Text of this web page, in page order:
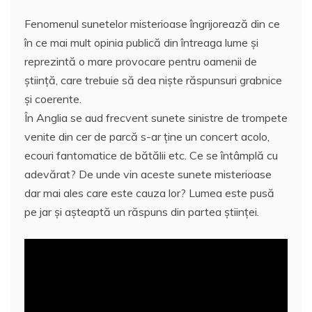
Fenomenul sunetelor misterioase îngrijorează din ce
în ce mai mult opinia publică din întreaga lume şi
reprezintă o mare provocare pentru oamenii de
ştiinţă, care trebuie să dea nişte răspunsuri grabnice
şi coerente.
În Anglia se aud frecvent sunete sinistre de trompete
venite din cer de parcă s-ar ţine un concert acolo,
ecouri fantomatice de bătălii etc. Ce se întâmplă cu
adevărat? De unde vin aceste sunete misterioase
dar mai ales care este cauza lor? Lumea este pusă
pe jar şi aşteaptă un răspuns din partea ştiinţei.